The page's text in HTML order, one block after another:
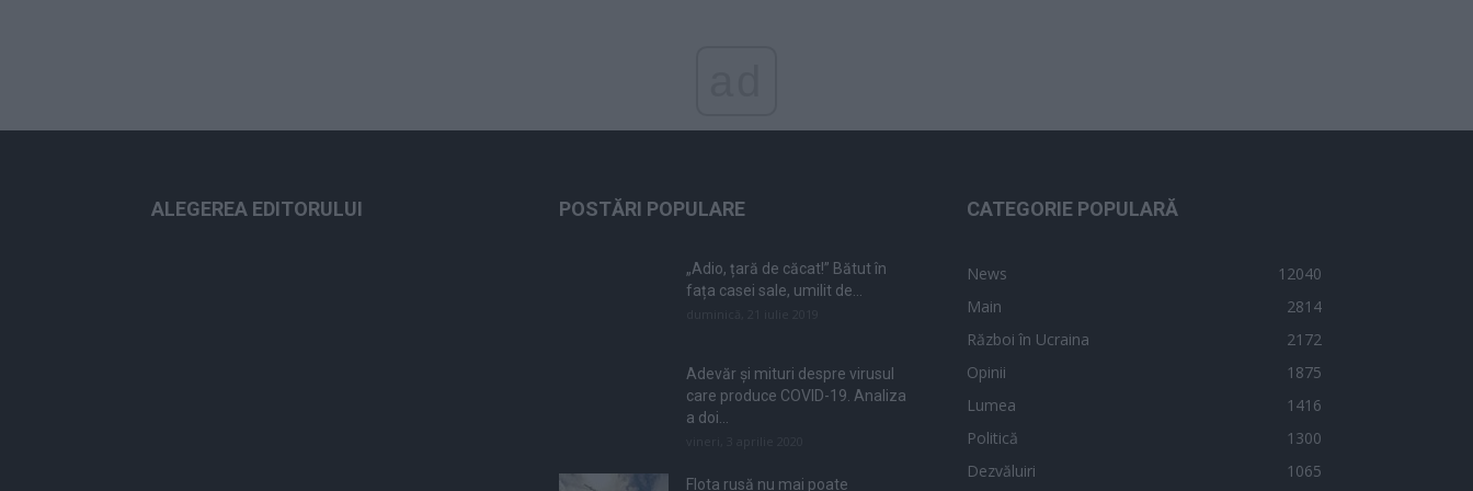
ALEGEREA EDITORULUI POSTĂRI POPULARE
„Adio, țară de căcat!” Bătut în
fața casei sale, umilit de...
Adevăr și mituri despre virusul
care produce COVID-19. Analiza
a doi...
Flota rusă nu mai poate
CATEGORIE POPULARĂ
News
12040
Main
2814
Război în Ucraina
2172
Opinii
1875
Lumea
1416
Politică
1300
Dezvăluiri
1065